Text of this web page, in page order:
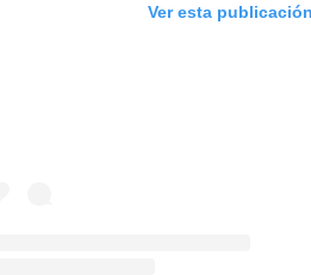
Ver esta